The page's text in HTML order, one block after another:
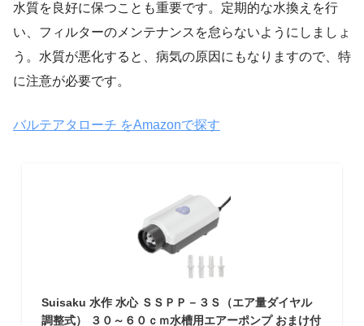
水質を良好に保つことも重要です。定期的な水換えを行
い、フィルターのメンテナンスを怠らないようにしましょ
う。水質が悪化すると、病気の原因にもなりますので、特
に注意が必要です。
バルテアタローチ をAmazonで探す
Suisaku 水作 水心 ＳＳＰＰ－３Ｓ（エア量ダイヤル
調整式） ３０～６０ｃｍ水槽用エアーポンプ おまけ付